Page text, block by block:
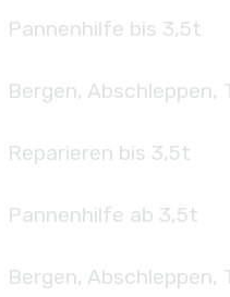
Pannenhilfe bis 3,5t
Bergen,
Reparieren bis 3,5t
Pannenhilfe ab 3,5t
Bergen,